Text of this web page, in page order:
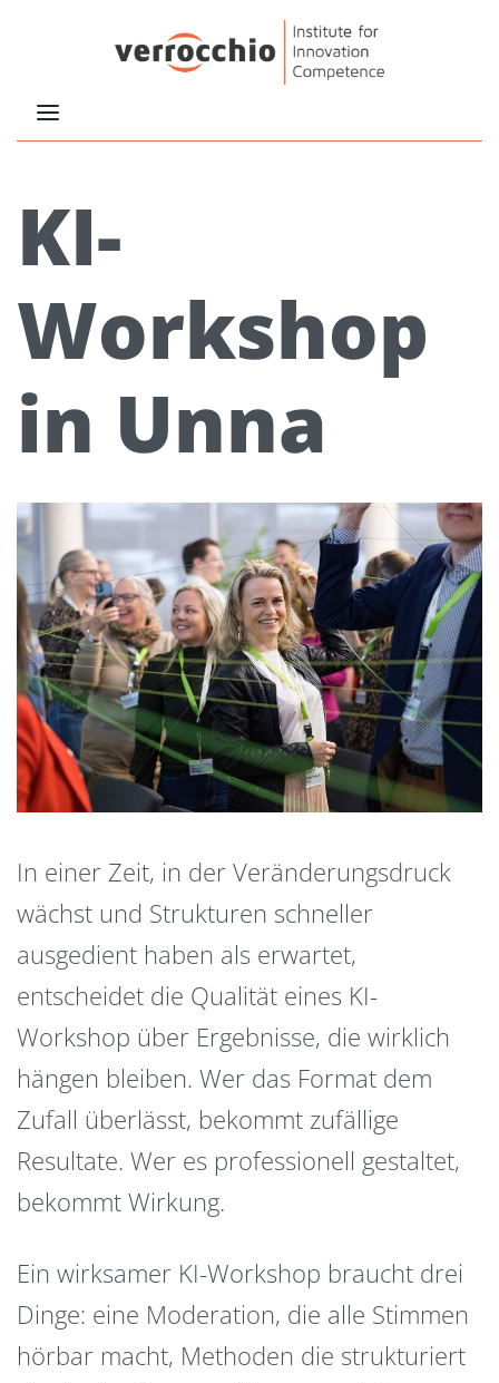
KI-
Workshop
in Unna
In einer Zeit, in der Veränderungsdruck
wächst und Strukturen schneller
ausgedient haben als erwartet,
entscheidet die Qualität eines KI-
Workshop über Ergebnisse, die wirklich
hängen bleiben. Wer das Format dem
Zufall überlässt, bekommt zufällige
Resultate. Wer es professionell gestaltet,
bekommt Wirkung.
Ein wirksamer KI-Workshop braucht drei
Dinge: eine Moderation, die alle Stimmen
hörbar macht, Methoden die strukturiert